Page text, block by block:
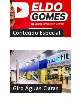
Conteúdo Especial
Giro Águas Claras